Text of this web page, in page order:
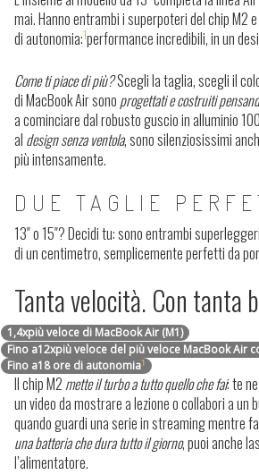
mai. Hanno entrambi i superpoteri del chip M2
di autonomia:1performance incredibili, in un
Come ti piace di più?Scegli la taglia, scegli il
di MacBook Air sono progettati e costruiti
a cominciare dal robusto guscio in alluminio
al design senza ventola, sono silenziosissimi
più intensamente.
DUE TAGLIE
13″ o 15″? Decidi tu: sono entrambi
di un centimetro, semplicemente perfetti da
Tanta velocità. Con tanta
1,4xpiù veloce di MacBook Air (M1)
Fino a12xpiù veloce del più veloce MacBook Air
Fino a18 ore di autonomia1
Il chip M2 mette il turbo a tutto quello che fai: te
un video da mostrare a lezione o collabori a un
quando guardi una serie in streaming mentre
una batteria che dura tutto il giorno, puoi anche
l’alimentatore.